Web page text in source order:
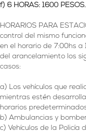
f) 6 HORAS: 1600 PESOS.
HORARIOS PARA
control del mismo
en el horario de 7:00hs a
del arancelamiento los
casos:
a) Los vehículos que
mientras estén
horarios
b) Ambulancias y
c) Vehículos de la Policía